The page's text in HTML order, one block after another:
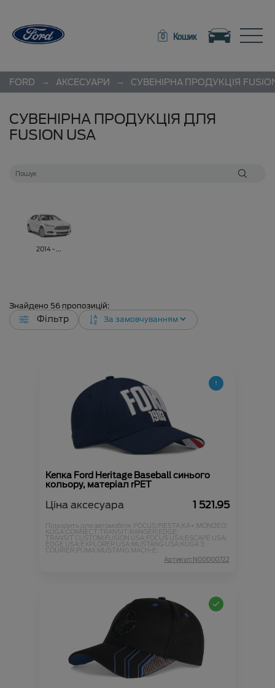
0 Кошик Toggle navigation
FORD → АКСЕСУАРИ → СУВЕНІРНА ПРОДУКЦІЯ
СУВЕНІРНА ПРОДУКЦІЯ ДЛЯ
FUSION USA
2014 - ...
Знайдено 56 пропозицій:
Фільтр
Кепка Ford Heritage Baseball синього
кольору, матеріал rPET
Ціна аксесуара 1 521.95
Підходить для автомобіля :FOCUS;FIESTA;KA+;MONDEO;
KUGA;CONNECT;TRANSIT;RANGER;EDGE;
TRANSIT CUSTOM;FUSION USA;FOCUS USA;ESCAPE USA;
EDGE USA;EXPLORER USA;MUSTANG USA;KUGA 3;
COURIER;PUMA;MUSTANG MACH-E;
Артикул:N00000722